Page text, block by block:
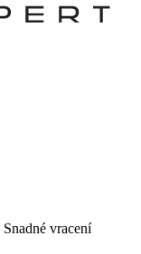
Snadné vracení